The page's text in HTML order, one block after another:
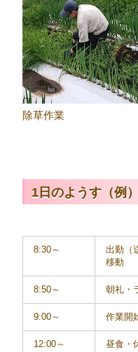
除草作業
1日のようす（例）
8:30～
出勤（
移動
8:50～ 朝礼・
9:00～ 作業開
12:00～ 昼食・